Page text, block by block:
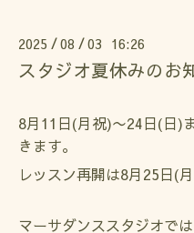
2025 /08 /03 16:26
スタジオ夏休みのお
8月11日(月祝)〜24日(日)
きます。
レッスン再開は8月25日(
マーサダンススタジオで